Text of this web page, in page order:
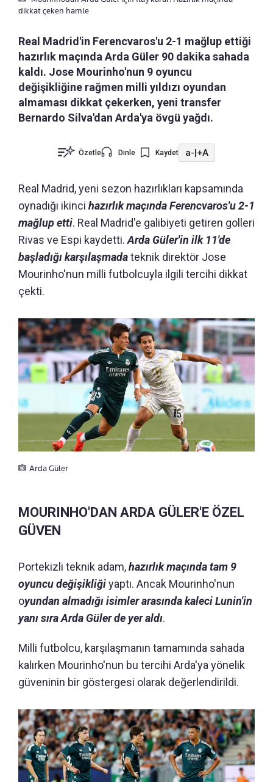
dikkat çeken hamle
Real Madrid'in Ferencvaros'u 2-1 mağlup ettiği
hazırlık maçında Arda Güler 90 dakika sahada
kaldı. Jose Mourinho'nun 9 oyuncu
değişikliğine rağmen milli yıldızı oyundan
almaması dikkat çekerken, yeni transfer
Bernardo Silva'dan Arda'ya övgü yağdı.
Özetle Dinle Kaydet a-|+A
Real Madrid, yeni sezon hazırlıkları kapsamında
oynadığı ikinci hazırlık maçında Ferencvaros'u 2-1
mağlup etti. Real Madrid'e galibiyeti getiren golleri
Rivas ve Espi kaydetti.Arda Güler'in ilk 11'de
başladığı karşılaşmadateknik direktör Jose
Mourinho'nun milli futbolcuyla ilgili tercihi dikkat
çekti.
Arda Güler
MOURINHO'DAN ARDA GÜLER'E ÖZEL
GÜVEN
Portekizli teknik adam,hazırlık maçında tam 9
oyuncu değişikliğiyaptı. Ancak Mourinho'nun
oyundan almadığı isimler arasında kaleci Lunin'in
yanı sıra Arda Güler de yer aldı.
Milli futbolcu, karşılaşmanın tamamında sahada
kalırken Mourinho'nun bu tercihi Arda'ya yönelik
güveninin bir göstergesi olarak değerlendirildi.